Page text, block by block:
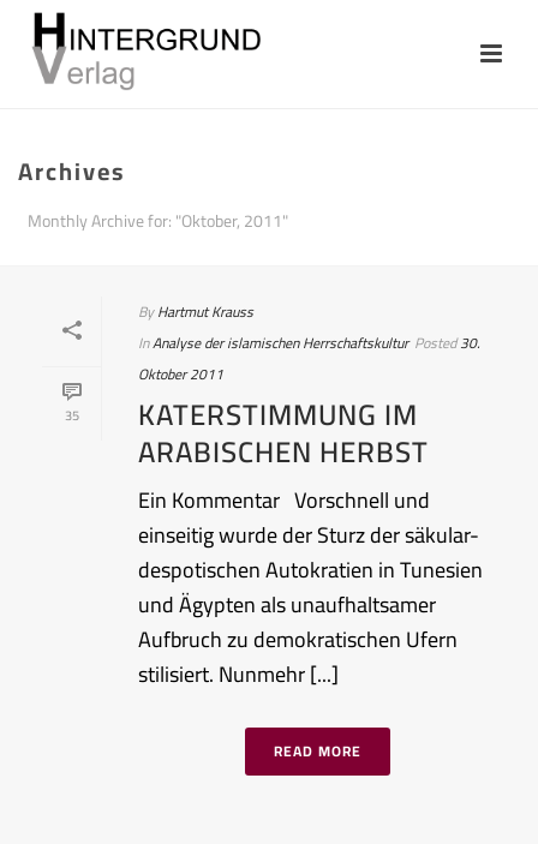
Archives
Monthly Archive for: "Oktober, 2011"
35
ByHartmut Krauss
InAnalyse der islamischen Herrschaftskultur Posted30.
Oktober 2011
KATERSTIMMUNG IM
ARABISCHEN HERBST
Ein Kommentar Vorschnell und
einseitig wurde der Sturz der säkular-
despotischen Autokratien in Tunesien
und Ägypten als unaufhaltsamer
Aufbruch zu demokratischen Ufern
stilisiert. Nunmehr [...]
READ MORE